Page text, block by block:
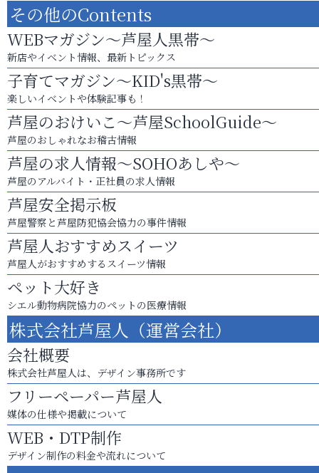
その他のContents
WEBマガジン～芦屋人黒帯～
新店やイベント情報、最新トピックス
子育てマガジン～KID's黒帯～
楽しいイベントや体験記事も！
芦屋のおけいこ～芦屋SchoolGuide～
芦屋のおしゃれなお稽古情報
芦屋の求人情報～SOHOあしや～
芦屋のアルバイト・正社員の求人情報
芦屋安全掲示板
芦屋警察と芦屋防犯協会協力の事件情報
芦屋人おすすめスイーツ
芦屋人がおすすめするスイーツ情報
ペット大好き
シエル動物病院協力のペットの医療情報
株式会社芦屋人（運営会社）
会社概要
株式会社芦屋人は、デザイン事務所です
フリーペーパー芦屋人
媒体の仕様や掲載について
WEB・DTP制作
デザイン制作の料金や流れについて